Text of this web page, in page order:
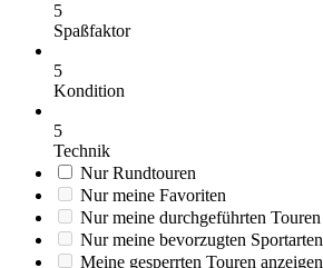
5
Spaßfaktor
5
Kondition
5
Technik
Nur Rundtouren
Nur meine Favoriten
Nur meine durchgeführten Touren
Nur meine bevorzugten Sportarten
Meine gesperrten Touren anzeigen